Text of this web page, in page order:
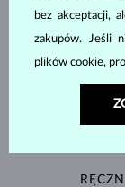
bez akceptacji,
zakupów. Jeśli
plików cookie,